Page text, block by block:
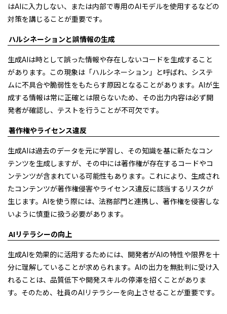
はAIに入力しない、または内部で専用のAIモデルを使用するなどの
対策を講じることが重要です。
ハルシネーションと誤情報の生成
生成AIは時として誤った情報や存在しないコードを生成すること
があります。この現象は「ハルシネーション」と呼ばれ、システ
ムに不具合や脆弱性をもたらす原因となることがあります。AIが生
成する情報は常に正確とは限らないため、その出力内容は必ず開
発者が確認し、テストを行うことが不可欠です。
著作権やライセンス違反
生成AIは過去のデータを元に学習し、その知識を基に新たなコン
テンツを生成しますが、その中には著作権が存在するコードやコ
ンテンツが含まれている可能性もあります。これにより、生成され
たコンテンツが著作権侵害やライセンス違反に該当するリスクが
生じます。AIを使う際には、法務部門と連携し、著作権を侵害しな
いように慎重に扱う必要があります。
AIリテラシーの向上
生成AIを効果的に活用するためには、開発者がAIの特性や限界を十
分に理解していることが求められます。AIの出力を無批判に受け入
れることは、品質低下や開発スキルの停滞を招くことがありま
す。そのため、社員のAIリテラシーを向上させることが重要です。